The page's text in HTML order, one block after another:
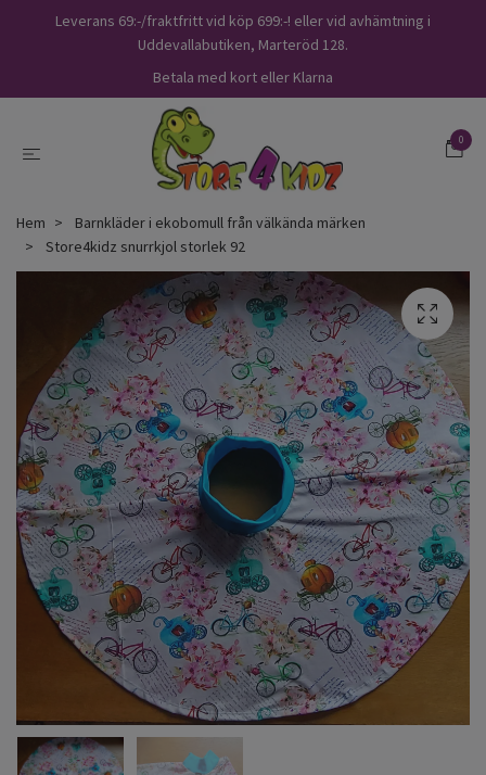
Leverans 69:-/fraktfritt vid köp 699:-! eller vid avhämtning i
Uddevallabutiken, Marteröd 128.
Betala med kort eller Klarna
0
Hem
Barnkläder i ekobomull från välkända märken
Store4kidz snurrkjol storlek 92